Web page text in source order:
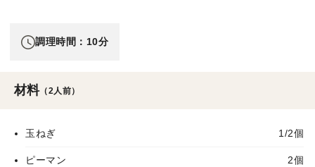
材料（2人前）
玉ねぎ 1/2個
ピーマン 2個
調理時間：10分